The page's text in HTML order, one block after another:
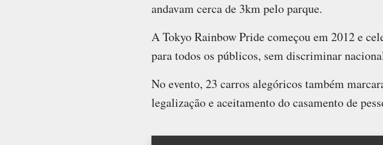
andavam cerca de 3km pelo parque.
A Tokyo Rainbow Pride começou em 2012 e
para todos os públicos, sem discriminar
No evento, 23 carros alegóricos também
legalização e aceitamento do casamento de